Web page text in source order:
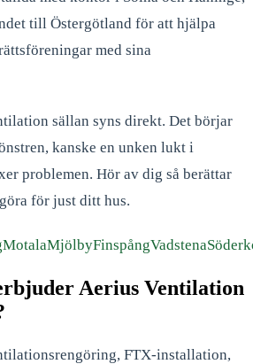
till Östergötland för att hjälpa
med sina
sällan syns direkt. Det börjar
kanske en unken lukt i
problemen. Hör av dig så berättar
för just ditt hus.
MotalaMjölbyFinspångVadstena
Aerius Ventilation
FTX-installation,